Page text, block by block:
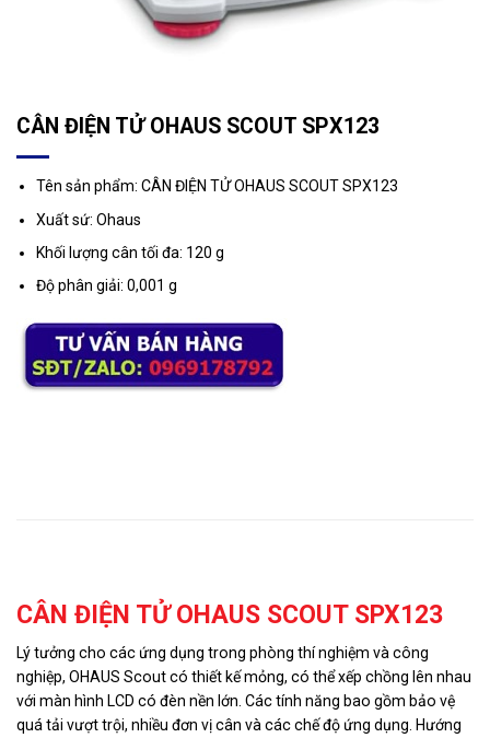
CÂN ĐIỆN TỬ OHAUS SCOUT SPX123
Tên sản phẩm: CÂN ĐIỆN TỬ OHAUS SCOUT SPX123
Xuất sứ: Ohaus
Khối lượng cân tối đa: 120 g
Độ phân giải: 0,001 g
CÂN ĐIỆN TỬ OHAUS SCOUT SPX123
Lý tưởng cho các ứng dụng trong phòng thí nghiệm và công
nghiệp, OHAUS Scout có thiết kế mỏng, có thể xếp chồng lên nhau
với màn hình LCD có đèn nền lớn. Các tính năng bao gồm bảo vệ
quá tải vượt trội, nhiều đơn vị cân và các chế độ ứng dụng. Hướng